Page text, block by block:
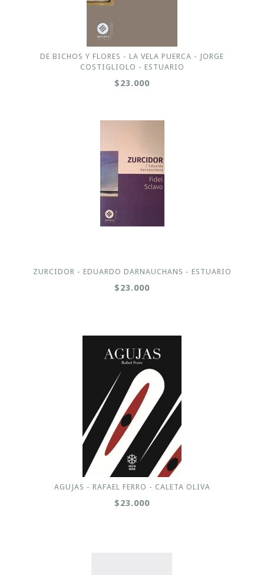
DE BICHOS Y FLORES - LA VELA PUERCA - JORGE
COSTIGLIOLO - ESTUARIO
$23.000
ZURCIDOR - EDUARDO DARNAUCHANS - ESTUARIO
$23.000
AGUJAS - RAFAEL FERRO - CALETA OLIVA
$23.000